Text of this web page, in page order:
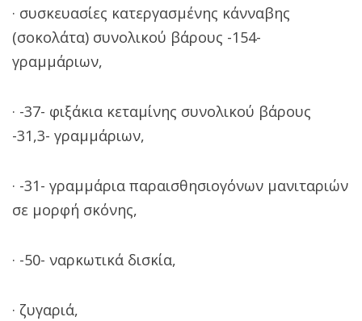
· συσκευασίες κατεργασμένης κάνναβης
(σοκολάτα) συνολικού βάρους -154-
γραμμάριων,
· -37- φιξάκια κεταμίνης συνολικού βάρους
-31,3- γραμμάριων,
· -31- γραμμάρια παραισθησιογόνων μανιταριών
σε μορφή σκόνης,
· -50- ναρκωτικά δισκία,
· ζυγαριά,